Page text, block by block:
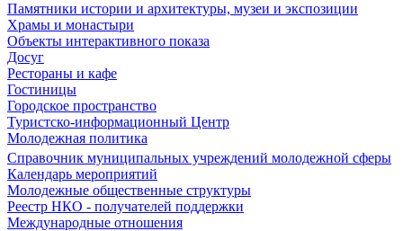
Памятники истории и архитектуры, музеи и экспозиции
Храмы и монастыри
Объекты интерактивного показа
Досуг
Рестораны и кафе
Гостиницы
Городское пространство
Туристско-информационный Центр
Молодежная политика
Справочник муниципальных учреждений молодежной сферы
Календарь мероприятий
Молодежные общественные структуры
Реестр НКО - получателей поддержки
Международные отношения